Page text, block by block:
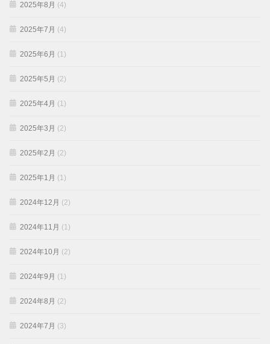
2025年8月 (4)
2025年7月 (4)
2025年6月 (1)
2025年5月 (2)
2025年4月 (1)
2025年3月 (2)
2025年2月 (2)
2025年1月 (1)
2024年12月 (2)
2024年11月 (1)
2024年10月 (2)
2024年9月 (1)
2024年8月 (2)
2024年7月 (3)